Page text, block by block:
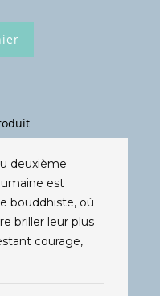
deuxième
est
bouddhiste, où
briller leur plus
courage,